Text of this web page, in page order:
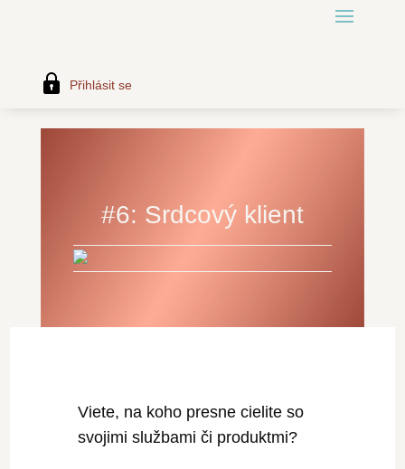
Přihlásit se
#6: Srdcový klient
Viete, na koho presne cielite so
svojimi službami či produktmi?